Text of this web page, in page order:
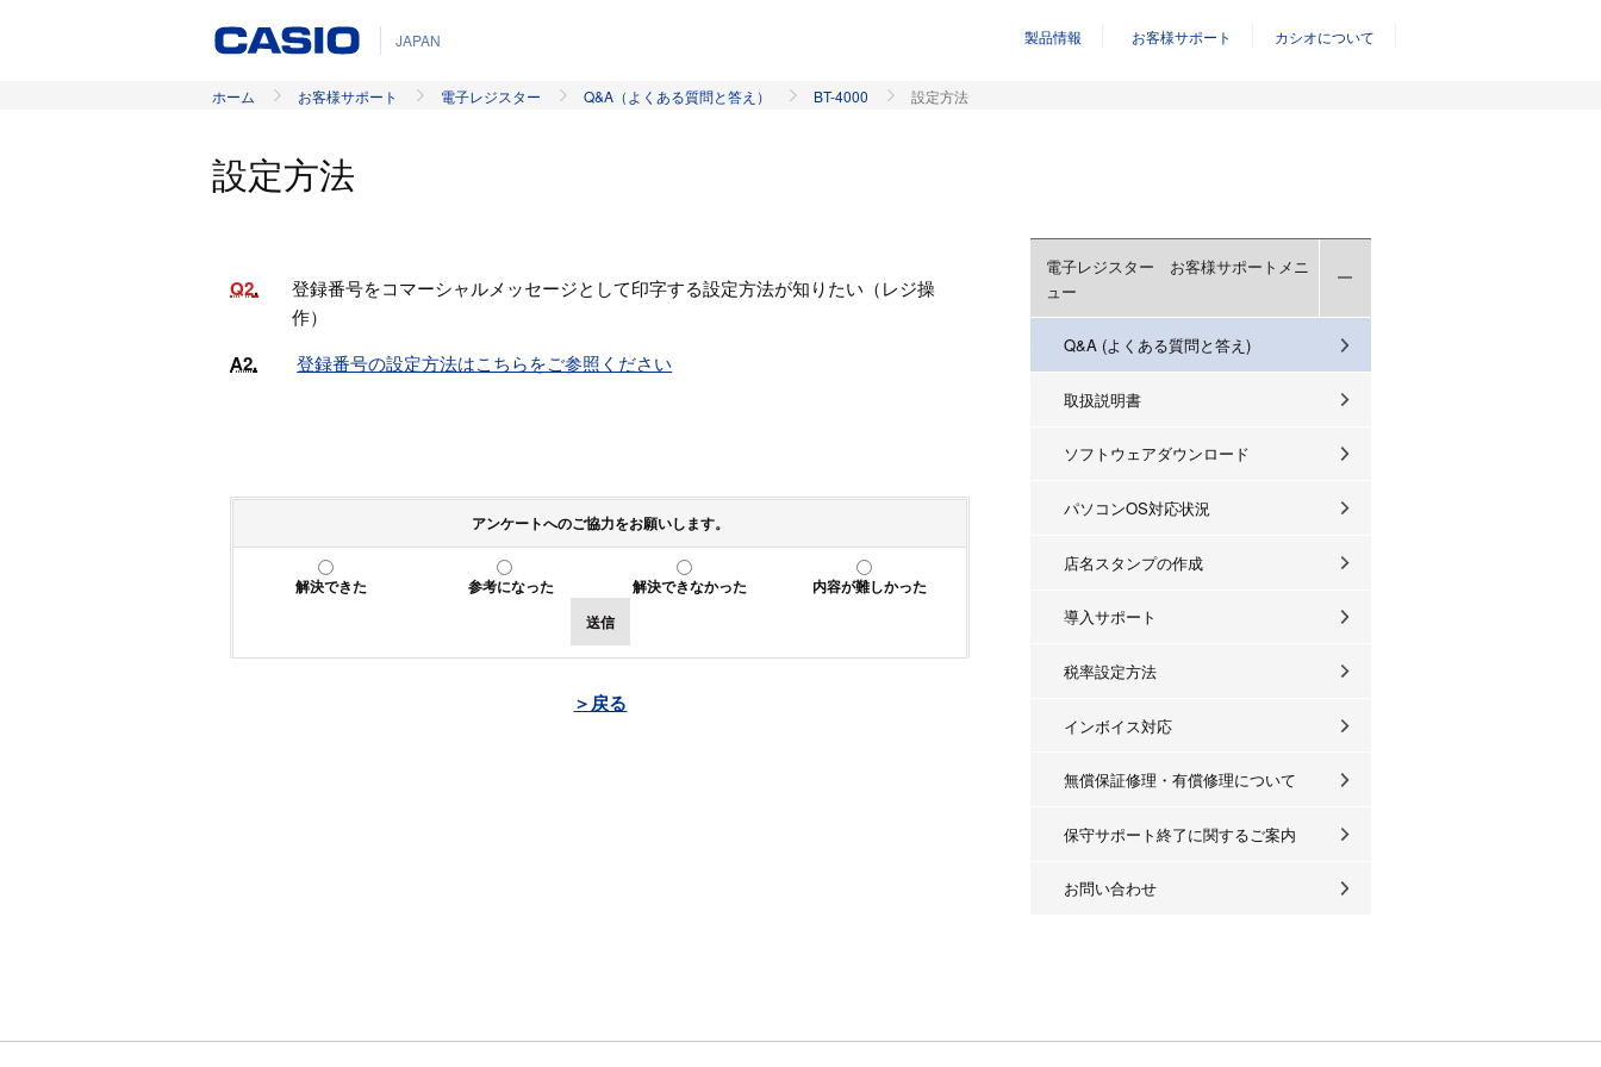
JAPAN 製品情報 お客様サポート カシオについて
ホーム お客様サポート 電子レジスター Q&A（よくある質問と答え） BT-4000 設定方法
設定方法
Q2
登録番号をコマーシャルメッセージとして印字する設定方法が知りたい（レジ操
作）
A2 登録番号の設定方法はこちらをご参照ください
アンケートへのご協力をお願いします。
解決できた 参考になった 解決できなかった
内容が難しかった
送信
＞戻る
電子レジスター お客様サポートメニ
ュー
Q&A (よくある質問と答え)
取扱説明書
ソフトウェアダウンロード
パソコンOS対応状況
店名スタンプの作成
導入サポート
税率設定方法
インボイス対応
無償保証修理・有償修理について
保守サポート終了に関するご案内
お問い合わせ